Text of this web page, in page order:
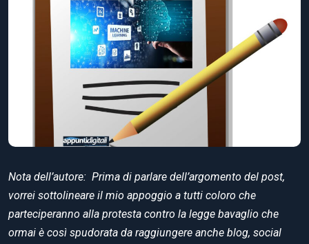
Nota dell’autore: Prima di parlare dell’argomento del post,
vorrei sottolineare il mio appoggio a tutti coloro che
parteciperanno alla protesta contro la legge bavaglio che
ormai è così spudorata da raggiungere anche blog, social